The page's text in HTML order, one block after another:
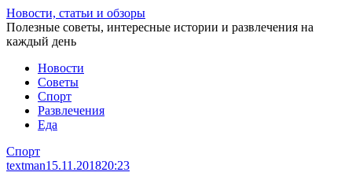
Перейти
к
статье
Новости, статьи и обзоры
Полезные советы, интересные истории и развлечения на
каждый день
Новости
Советы
Спорт
Развлечения
Еда
Спорт
textman15.11.201820:23